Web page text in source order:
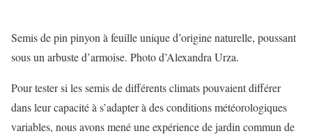
Semis de pin pinyon à feuille unique d’origine naturelle, poussant
sous un arbuste d’armoise. Photo d’Alexandra Urza.
Pour tester si les semis de différents climats pouvaient différer
dans leur capacité à s’adapter à des conditions météorologiques
variables, nous avons mené une expérience de jardin commun de